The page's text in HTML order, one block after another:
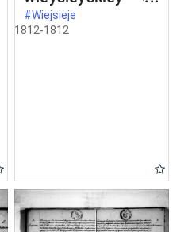
1-go stycznia
1812 roku
#Wiejsieje
1812-1812